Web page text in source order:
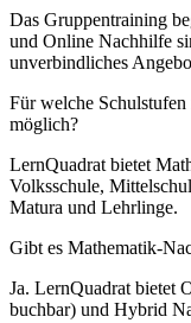
Das Gruppentraining
und Online Nachhilfe
unverbindliches
Für welche
möglich?
LernQuadrat bietet
Volksschule,
Matura und Lehrlinge.
Gibt es Mathematik-
Ja. LernQuadrat bietet
buchbar) und Hybrid